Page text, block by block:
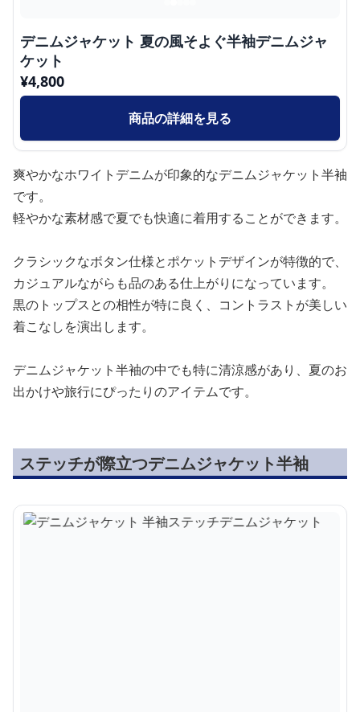
デニムジャケット 夏の風そよぐ半袖デニムジャ
ケット
¥4,800
商品の詳細を見る
爽やかなホワイトデニムが印象的なデニムジャケット半袖
です。
軽やかな素材感で夏でも快適に着用することができます。
クラシックなボタン仕様とポケットデザインが特徴的で、
カジュアルながらも品のある仕上がりになっています。
黒のトップスとの相性が特に良く、コントラストが美しい
着こなしを演出します。
デニムジャケット半袖の中でも特に清涼感があり、夏のお
出かけや旅行にぴったりのアイテムです。
ステッチが際立つデニムジャケット半袖